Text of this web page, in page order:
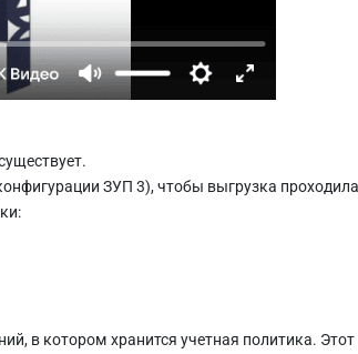
ЗУП 3), чтобы выгрузка
в котором хранится учетная политика. Этот